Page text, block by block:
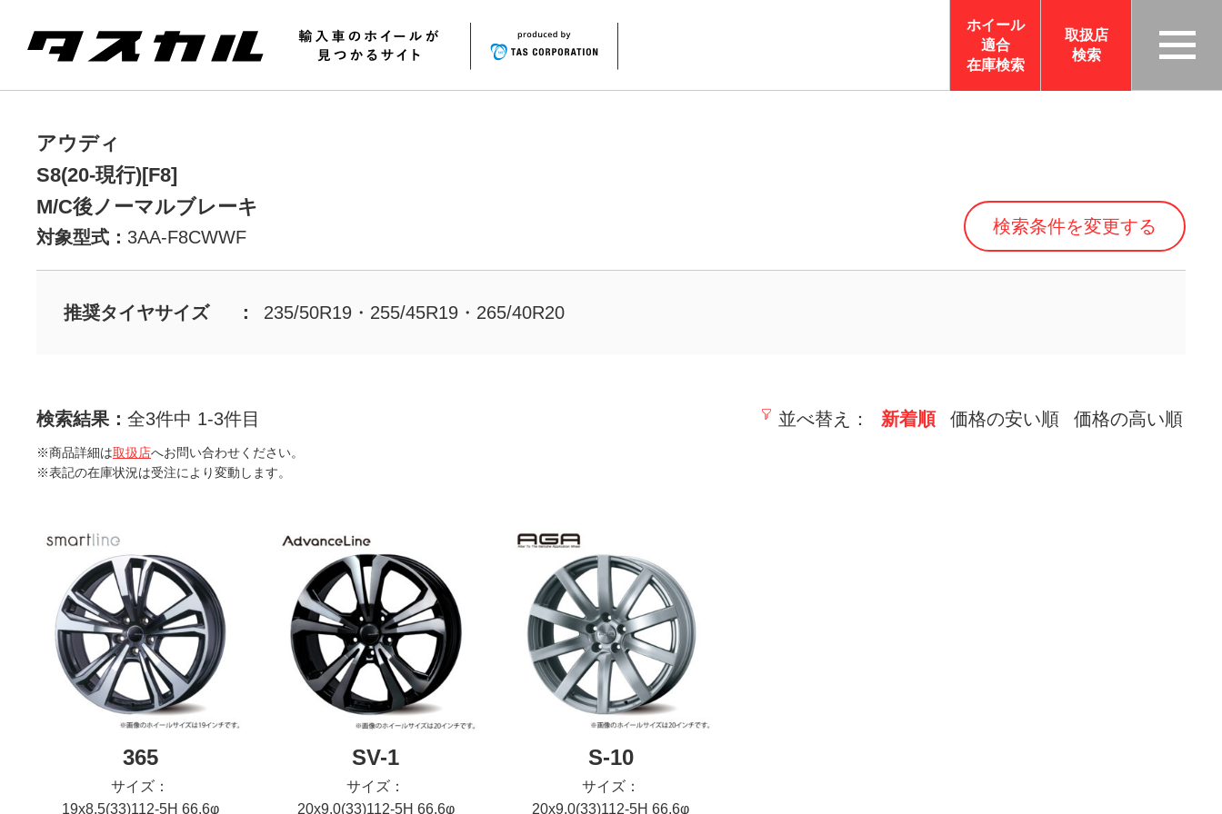
ホイール
適合
在庫検索
取扱店
検索
アウディ
S8(20-現行)[F8]
M/C後ノーマルブレーキ
対象型式： 3AA-F8CWWF
検索条件を変更する
推奨タイヤサイズ 235/50R19・255/45R19・265/40R20
検索結果： 全3件中 1-3件目
※商品詳細は取扱店へお問い合わせください。
※表記の在庫状況は受注により変動します。
並べ替え： 新着順 価格の安い順 価格の高い順
365
サイズ：
19x8.5(33)112-5H 66.6φ
SV-1
サイズ：
20x9.0(33)112-5H 66.6φ
S-10
サイズ：
20x9.0(33)112-5H 66.6φ
TAS
CO
ON
サイ